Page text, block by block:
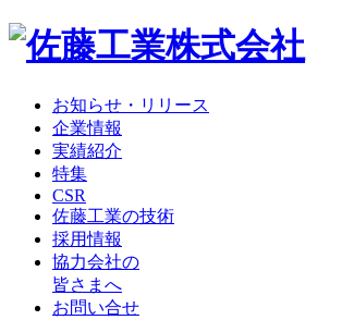
お知らせ・リリース
企業情報
実績紹介
特集
CSR
佐藤工業の技術
採用情報
協力会社の
皆さまへ
お問い合せ